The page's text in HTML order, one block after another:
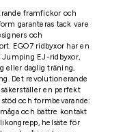
framfickor och
garanteras tack vare
och
EGO7 ridbyxor har en
Jumping EJ-ridbyxor,
eller daglig träning,
Det revolutionerande
en perfekt
och formbevarande:
och bättre kontakt
helsäte för